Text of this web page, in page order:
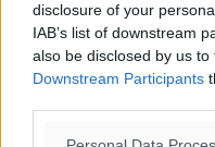
disclosure of your
IAB’s list of downstream
also be disclosed by us
Downstream Participants